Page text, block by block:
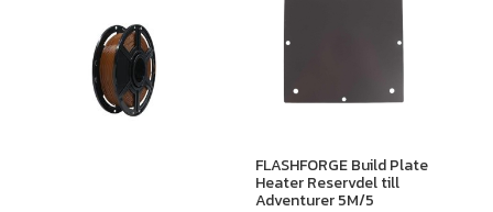
FLASHFORGE Build Plate
Heater Reservdel till
Adventurer 5M/5